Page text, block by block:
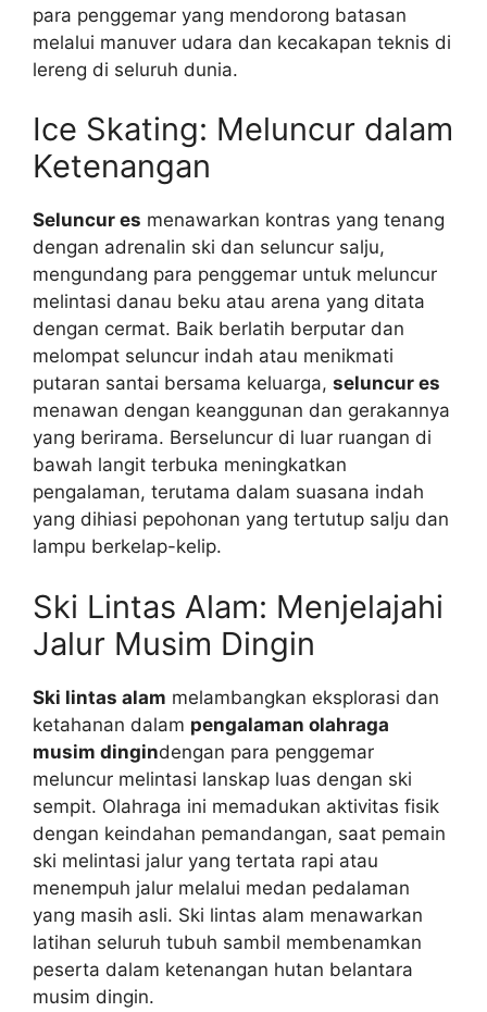
para penggemar yang mendorong batasan
melalui manuver udara dan kecakapan teknis di
lereng di seluruh dunia.
Ice Skating: Meluncur dalam
Ketenangan
Seluncur es menawarkan kontras yang tenang
dengan adrenalin ski dan seluncur salju,
mengundang para penggemar untuk meluncur
melintasi danau beku atau arena yang ditata
dengan cermat. Baik berlatih berputar dan
melompat seluncur indah atau menikmati
putaran santai bersama keluarga, seluncur es
menawan dengan keanggunan dan gerakannya
yang berirama. Berseluncur di luar ruangan di
bawah langit terbuka meningkatkan
pengalaman, terutama dalam suasana indah
yang dihiasi pepohonan yang tertutup salju dan
lampu berkelap-kelip.
Ski Lintas Alam: Menjelajahi
Jalur Musim Dingin
Ski lintas alam melambangkan eksplorasi dan
ketahanan dalam pengalaman olahraga
musim dingindengan para penggemar
meluncur melintasi lanskap luas dengan ski
sempit. Olahraga ini memadukan aktivitas fisik
dengan keindahan pemandangan, saat pemain
ski melintasi jalur yang tertata rapi atau
menempuh jalur melalui medan pedalaman
yang masih asli. Ski lintas alam menawarkan
latihan seluruh tubuh sambil membenamkan
peserta dalam ketenangan hutan belantara
musim dingin.